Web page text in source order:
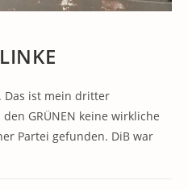
Das ist mein dritter
GRÜNEN keine wirkliche
Partei gefunden. DiB war